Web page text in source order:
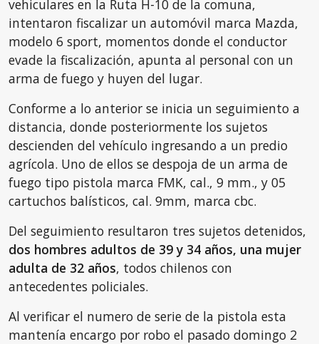
vehiculares en la Ruta H-10 de la comuna,
intentaron fiscalizar un automóvil marca Mazda,
modelo 6 sport, momentos donde el conductor
evade la fiscalización, apunta al personal con un
arma de fuego y huyen del lugar.
Conforme a lo anterior se inicia un seguimiento a
distancia, donde posteriormente los sujetos
descienden del vehículo ingresando a un predio
agrícola. Uno de ellos se despoja de un arma de
fuego tipo pistola marca FMK, cal., 9 mm., y 05
cartuchos balísticos, cal. 9mm, marca cbc.
Del seguimiento resultaron tres sujetos detenidos,
dos hombres adultos de 39 y 34 años, una mujer
adulta de 32 años, todos chilenos con
antecedentes policiales.
Al verificar el numero de serie de la pistola esta
mantenía encargo por robo el pasado domingo 2